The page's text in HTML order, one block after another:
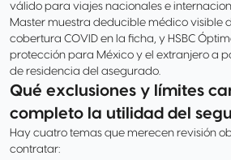
válido para viajes nacionales e
Master muestra deducible médico visible
cobertura COVID en la ficha, y HSBC
protección para México y el extranjero a
de residencia del asegurado.
Qué exclusiones y límites
completo la utilidad del
Hay cuatro temas que merecen revisión
contratar: